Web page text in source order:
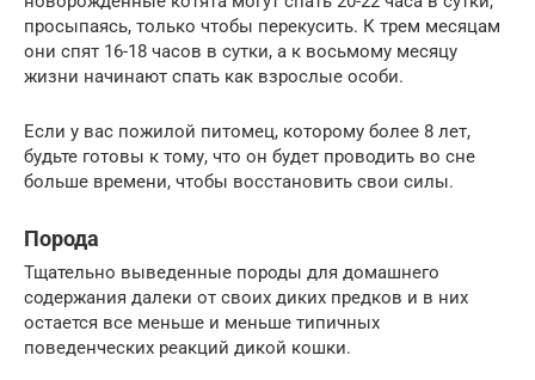
просыпаясь, только чтобы перекусить. К трем месяцам
они спят 16-18 часов в сутки, а к восьмому месяцу
жизни начинают спать как взрослые особи.
Если у вас пожилой питомец, которому более 8 лет,
будьте готовы к тому, что он будет проводить во сне
больше времени, чтобы восстановить свои силы.
Порода
Тщательно выведенные породы для домашнего
содержания далеки от своих диких предков и в них
остается все меньше и меньше типичных
поведенческих реакций дикой кошки.